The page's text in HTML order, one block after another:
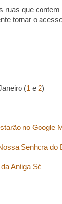
ruas que
tornar o
(1 e 2)
no Google
Senhora do
Antiga Sé